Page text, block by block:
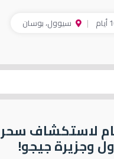
سيوول، بوسان
أيام لاستكشاف سحر
وجزيرة جيجو!